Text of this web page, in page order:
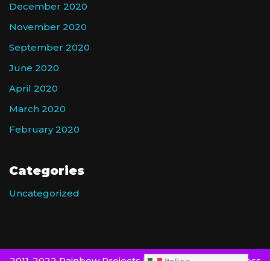
December 2020
November 2020
September 2020
June 2020
April 2020
March 2020
February 2020
Categories
Uncategorized